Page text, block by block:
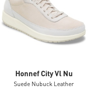
Honnef City Vl Nu
Suede Nubuck Leather